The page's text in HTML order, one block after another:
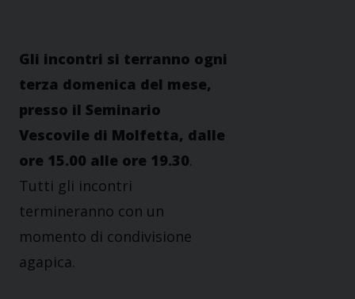
Gli incontri si terranno ogni
terza domenica del mese,
presso il Seminario
Vescovile di Molfetta, dalle
ore 15.00 alle ore 19.30.
Tutti gli incontri
termineranno con un
momento di condivisione
agapica.